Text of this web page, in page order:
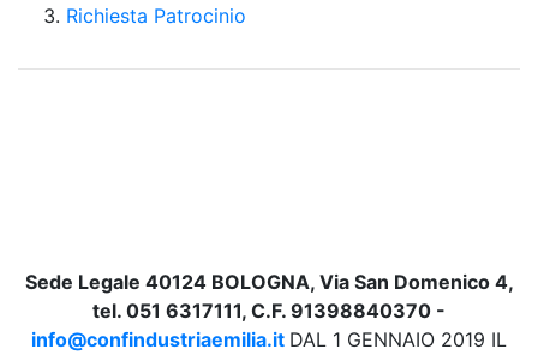
Richiesta Patrocinio
Sede Legale 40124 BOLOGNA, Via San Domenico 4,
tel. 051 6317111, C.F. 91398840370 -
info@confindustriaemilia.it DAL 1 GENNAIO 2019 IL